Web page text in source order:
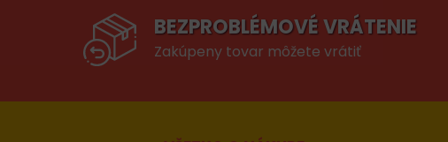
BEZPROBLÉMOVÉ VRÁTENIE
Zakúpeny tovar môžete vrátiť